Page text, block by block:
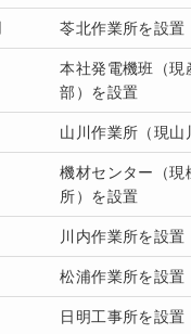
苓北作業所を設置
本社発電機班（現
部）を設置
山川作業所（現山
機材センター（現
所）を設置
川内作業所を設置
松浦作業所を設置
日明工事所を設置